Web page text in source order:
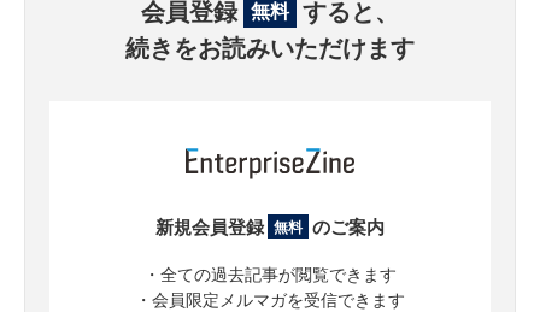
会員登録 無料 すると、
続きをお読みいただけます
新規会員登録 無料 のご案内
・全ての過去記事が閲覧できます
・会員限定メルマガを受信できます